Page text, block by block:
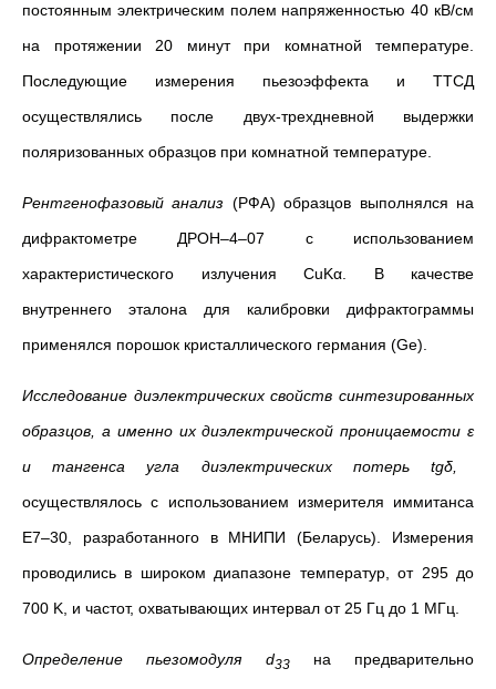
постоянным электрическим полем напряженностью 40 кВ/см
на протяжении 20 минут при комнатной температуре.
Последующие измерения пьезоэффекта и ТТСД
осуществлялись после двух-трехдневной выдержки
поляризованных образцов при комнатной температуре.
Рентгенофазовый анализ (РФА) образцов выполнялся на
дифрактометре ДРОН–4–07 с использованием
характеристического излучения CuKα. В качестве
внутреннего эталона для калибровки дифрактограммы
применялся порошок кристаллического германия (Ge).
Исследование диэлектрических свойств синтезированных
образцов, а именно их диэлектрической проницаемости ɛ
и тангенса угла диэлектрических потерь tgδ,
осуществлялось с использованием измерителя иммитанса
E7–30, разработанного в МНИПИ (Беларусь). Измерения
проводились в широком диапазоне температур, от 295 до
700 K, и частот, охватывающих интервал от 25 Гц до 1 МГц.
Определение пьезомодуля d33на предварительно